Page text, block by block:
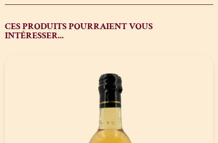
CES PRODUITS POURRAIENT VOUS
INTÉRESSER...